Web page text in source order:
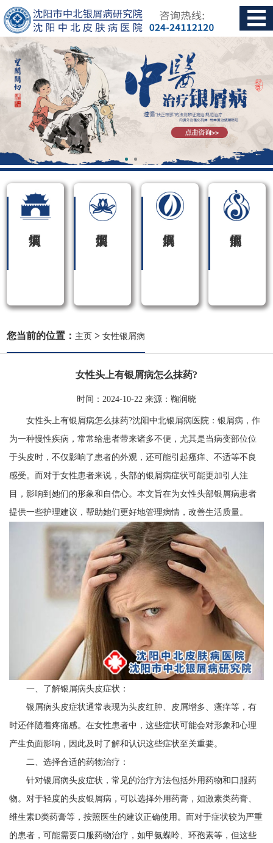
您当前的位置： 主页 >女性银屑病
女性头上有银屑病怎么抹药?
时间： 2024-10-22 来源： 鞠润晓
女性头上有银屑病怎么抹药?沈阳中北银屑病医院：银屑病，作
为一种慢性疾病，常常给患者带来诸多不便，尤其是当病变部位位
于头皮时，不仅影响了患者的外观，还可能引起瘙痒、不适等不良
感受。而对于女性患者来说，头部的银屑病症状可能更加引人注
目，影响到她们的形象和自信心。本文旨在为女性头部银屑病患者
提供一些护理建议，帮助她们更好地管理病情，改善生活质量。
一、了解银屑病头皮症状：
银屑病头皮症状通常表现为头皮红肿、皮屑增多、瘙痒等，有
时还伴随着疼痛感。在女性患者中，这些症状可能会对形象和心理
产生负面影响，因此及时了解和认识这些症状至关重要。
二、选择合适的药物治疗：
针对银屑病头皮症状，常见的治疗方法包括外用药物和口服药
物。对于轻度的头皮银屑病，可以选择外用药膏，如激素类药膏、
维生素D类药膏等，按照医生的建议正确使用。而对于症状较为严重
的患者，可能需要口服药物治疗，如甲氨蝶呤、环孢素等，但这些